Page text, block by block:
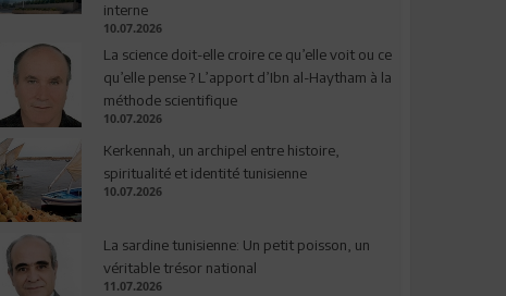
interne
10.07.2026
La science doit-elle croire ce qu’elle voit ou ce
qu’elle pense ? L’apport d’Ibn al-Haytham à la
méthode scientifique
10.07.2026
Kerkennah, un archipel entre histoire,
spiritualité et identité tunisienne
10.07.2026
La sardine tunisienne: Un petit poisson, un
véritable trésor national
11.07.2026